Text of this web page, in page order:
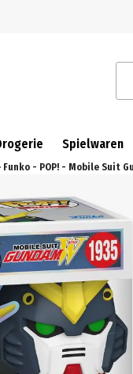
Spielwaren
Funko - POP! - Mobile Suit